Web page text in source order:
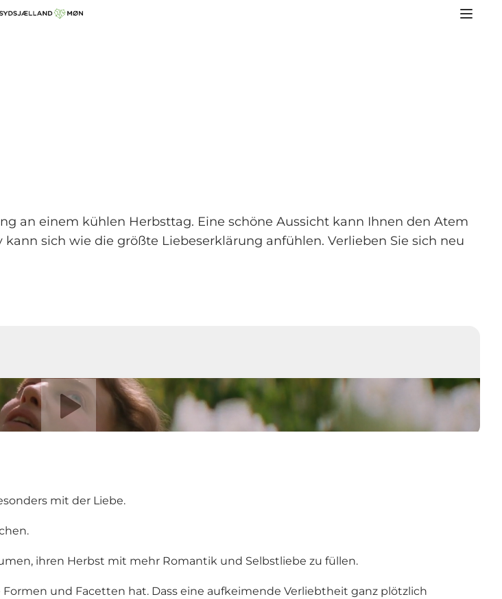
an einem kühlen Herbsttag. Eine schöne Aussicht kann Ihnen den Atem
sich wie die größte Liebeserklärung anfühlen. Verlieben Sie sich neu
Video abspielen
mit der Liebe.
ihren Herbst mit mehr Romantik und Selbstliebe zu füllen.
und Facetten hat. Dass eine aufkeimende Verliebtheit ganz plötzlich